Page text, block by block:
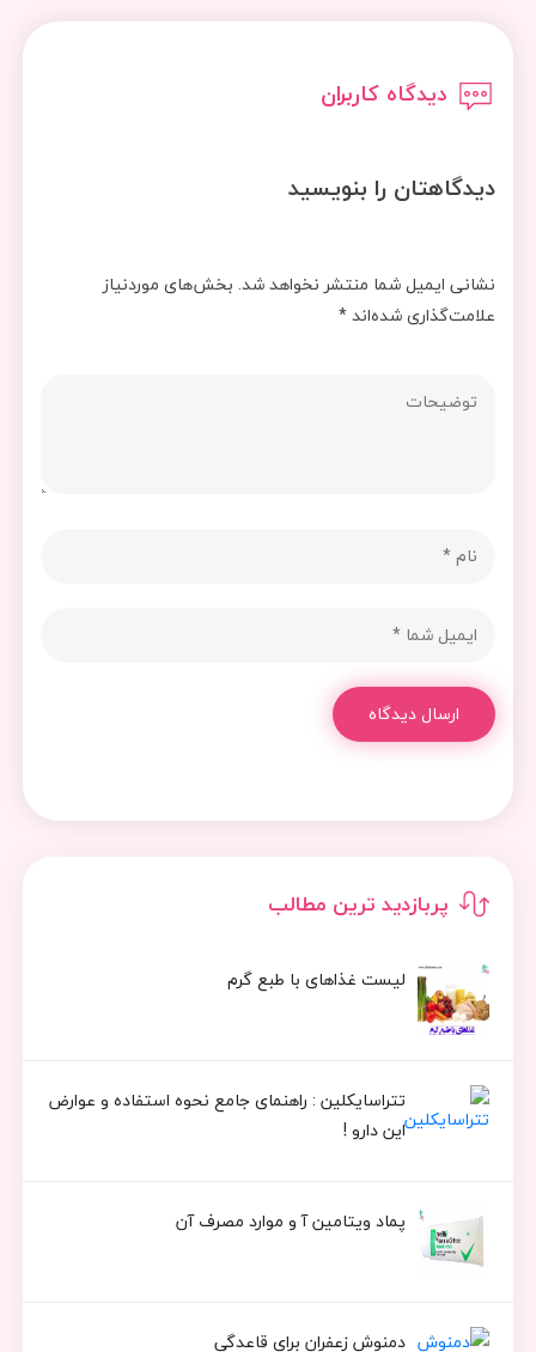
پربازدید ترین مطالب
لیست غذاهای با طبع گرم
تتراسایکلین : راهنمای جامع نحوه استفاده و عوارض
این دارو !
پماد ویتامین آ و موارد مصرف آن
دمنوش زعفران برای قاعدگی
دیدگاه کاربران
دیدگاهتان را بنویسید
نشانی ایمیل شما منتشر نخواهد شد. بخش‌های موردنیاز
علامت‌گذاری شده‌اند*
ارسال دیدگاه